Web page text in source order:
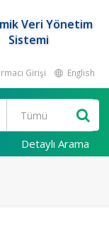
Veri Yönetim
Sistemi
Girişi English
Detaylı Arama